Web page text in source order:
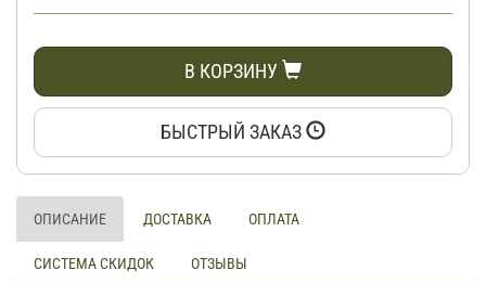
В КОРЗИНУ
БЫСТРЫЙ ЗАКАЗ
ОПИСАНИЕ ДОСТАВКА ОПЛАТА
СИСТЕМА СКИДОК ОТЗЫВЫ